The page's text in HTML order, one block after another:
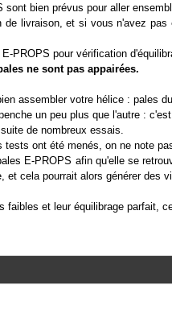
bien prévus pour aller
livraison, et si vous n'avez
PROPS pour vérification
ne sont pas appairées.
assembler votre hélice : pales
un peu plus que l'autre :
de nombreux essais.
ont été menés, on ne note
E-PROPS afin qu'elle se
cela pourrait alors générer des
et leur équilibrage parfait,